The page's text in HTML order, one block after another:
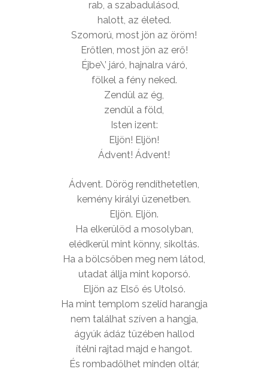
rab, a szabadulásod,
halott, az életed.
Szomorú, most jön az öröm!
Erőtlen, most jön az erő!
Éjbe\’ járó, hajnalra váró,
fölkel a fény neked.
Zendül az ég,
zendül a föld,
Isten izent:
Eljön! Eljön!
Ádvent! Ádvent!
Ádvent. Dörög rendíthetetlen,
kemény királyi üzenetben.
Eljön. Eljön.
Ha elkerülöd a mosolyban,
elédkerül mint könny, sikoltás.
Ha a bölcsőben meg nem látod,
utadat állja mint koporsó.
Eljön az Első és Utolsó.
Ha mint templom szelíd harangja
nem találhat szíven a hangja,
ágyúk ádáz tüzében hallod
ítélni rajtad majd e hangot.
És rombadőlhet minden oltár,